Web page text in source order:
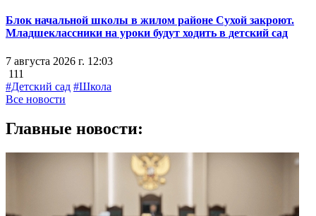
Блок начальной школы в жилом районе Сухой закроют.
Младшеклассники на уроки будут ходить в детский сад
7 августа 2026 г. 12:03
111
#Детский сад #Школа
Все новости
Главные новости: